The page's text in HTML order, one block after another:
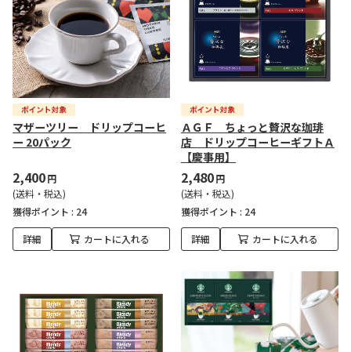
マザーツリー ドリップコーヒ
ー 20パック
2,400円
(送料・税込)
獲得ポイント : 24
詳細 カートに入れる
ＡＧＦ ちょっと贅沢な珈琲
店 ドリップコーヒーギフトＡ
【慶事用】
2,480円
(送料・税込)
獲得ポイント : 24
詳細 カートに入れる